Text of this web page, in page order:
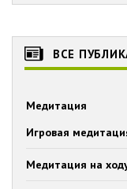
ВСЕ
Медитация
Игровая
Медитация на